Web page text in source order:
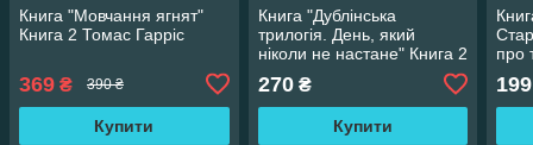
Книга "Мовчання ягнят"
Книга 2 Томас Гарріс
369 ₴ 390 ₴
Купити
Книга "Дублінська
трилогія. День, який
ніколи не настане" Книга 2
270₴
Купити
про
199